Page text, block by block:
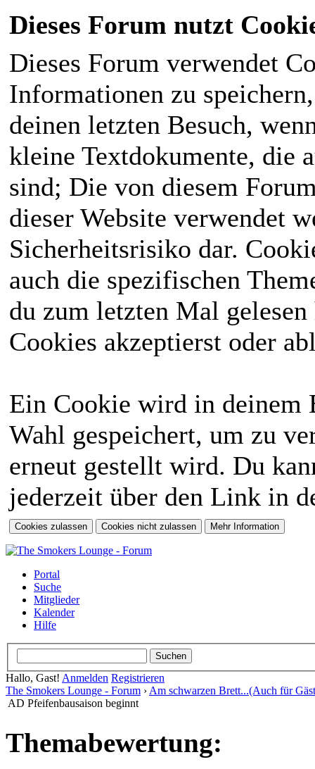
Dieses Forum nutzt
Dieses Forum verwendet
Informationen zu
deinen letzten Besuch,
kleine Textdokumente, die
sind; Die von diesem
dieser Website verwendet
Sicherheitsrisiko dar.
auch die spezifischen
du zum letzten Mal
Cookies akzeptierst oder
Ein Cookie wird in deinem
Wahl gespeichert, um zu
erneut gestellt wird. Du
jederzeit über den Link in
Portal
Suche
Mitglieder
Kalender
Hilfe
Hallo, Gast! Anmelden Registrieren
The Smokers Lounge - Forum › Am schwarzen Brett...(Auch für
AD Pfeifenbausaison beginnt
Themabewertung: